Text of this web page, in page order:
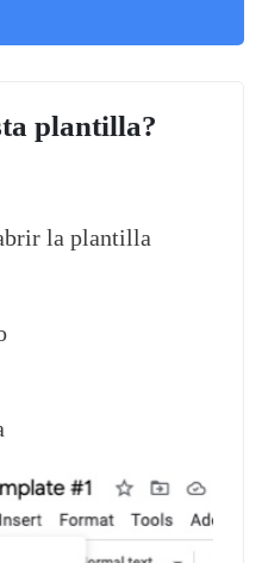
plantilla?
la plantilla